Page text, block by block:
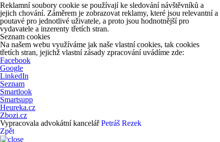
Reklamní soubory cookie se používají ke sledování návštěvníků a
jejich chování. Záměrem je zobrazovat reklamy, které jsou relevantní a
poutavé pro jednotlivé uživatele, a proto jsou hodnotnější pro
vydavatele a inzerenty třetích stran.
Seznam cookies
Na našem webu využíváme jak naše vlastní cookies, tak cookies
třetích stran, jejichž vlastní zásady zpracování uvádíme zde:
Facebook
Google
LinkedIn
Seznam
Smartlook
Smartsupp
Heureka.cz
Zbozi.cz
Vypracovala advokátní kancelářPetráš Rezek
Zpět